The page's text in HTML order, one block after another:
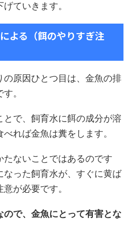
ていきます。
よる（餌のやりすぎ注
の原因ひとつ目は、金魚の排
。
で、飼育水に餌の成分が溶
れば金魚は糞をします。
たないことではあるのです
なった飼育水が、すぐに黄ば
が必要です。
ので、金魚にとって有害とな